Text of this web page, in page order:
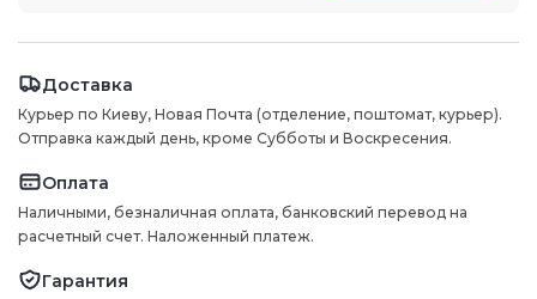
Доставка
Курьер по Киеву, Новая Почта (отделение, поштомат, курьер).
Отправка каждый день, кроме Субботы и Воскресения.
Оплата
Наличными, безналичная оплата, банковский перевод на
расчетный счет. Наложенный платеж.
Гарантия